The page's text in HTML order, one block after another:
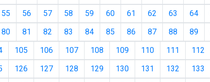
55 56 57 58 59 60 61 62 63 64
80 81 82 83 84 85 86 87 88 89
105 106 107 108 109 110 111 112
126 127 128 129 130 131 132 133